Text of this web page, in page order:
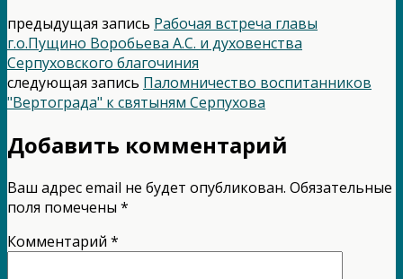
предыдущая запись Рабочая встреча главы
г.о.Пущино Воробьева А.С. и духовенства
Серпуховского благочиния
следующая запись Паломничество воспитанников
"Вертограда" к святыням Серпухова
Добавить комментарий
Ваш адрес email не будет опубликован. Обязательные
поля помечены *
Комментарий *